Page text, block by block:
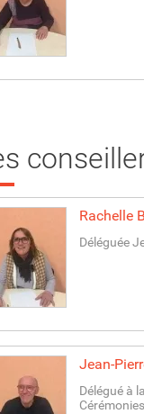
Rachelle
Déléguée
Jean-
Délégué à
Cérémonies